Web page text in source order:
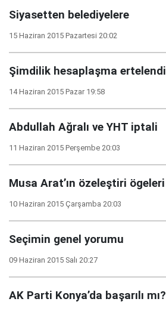
Siyasetten belediyelere
15 Haziran 2015 Pazartesi 20:02
Şimdilik hesaplaşma ertelendi
14 Haziran 2015 Pazar 19:58
Abdullah Ağralı ve YHT iptali
11 Haziran 2015 Perşembe 20:03
Musa Arat’ın özeleştiri ögeleri
10 Haziran 2015 Çarşamba 20:03
Seçimin genel yorumu
09 Haziran 2015 Salı 20:27
AK Parti Konya’da başarılı mı?